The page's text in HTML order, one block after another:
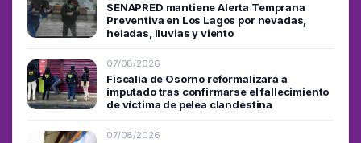
SENAPRED mantiene Alerta Temprana
Preventiva en Los Lagos por nevadas,
heladas, lluvias y viento
07/08/2026
Fiscalía de Osorno reformalizará a
imputado tras confirmarse el fallecimiento
de víctima de pelea clandestina
07/08/2026